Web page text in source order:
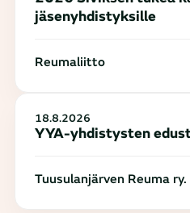
jäsenyhdistyksille
Reumaliitto
18.8.2026
YYA-yhdistysten
Tuusulanjärven Reuma ry.